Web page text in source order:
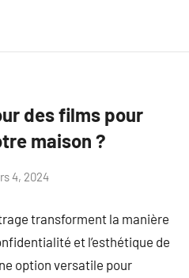
des films pour
maison ?
4, 2024
transforment la manière
et l’esthétique de
option versatile pour